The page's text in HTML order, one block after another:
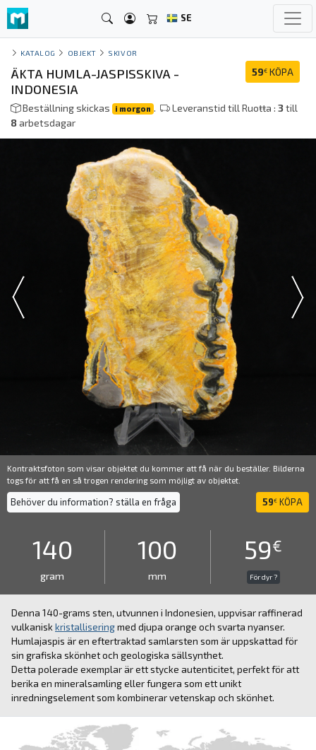
SE
KATALOG OBJEKT SKIVOR
59€ KÖPA
ÄKTA HUMLA-JASPISSKIVA -
INDONESIA
Beställning skickas i morgon . Leveranstid till Ruoŧŧa :3till
8arbetsdagar
Kontraktsfoton som visar objektet du kommer att få när du beställer. Bilderna
togs för att få en så trogen rendering som möjligt av objektet.
Behöver du information? ställa en fråga 59€ KÖPA
140
gram
100
mm
59€
För dyr ?
Denna 140-grams sten, utvunnen i Indonesien, uppvisar raffinerad
vulkanisk kristalliseringmed djupa orange och svarta nyanser.
Humlajaspis är en eftertraktad samlarsten som är uppskattad för
sin grafiska skönhet och geologiska sällsynthet.
Detta polerade exemplar är ett stycke autenticitet, perfekt för att
berika en mineralsamling eller fungera som ett unikt
inredningselement som kombinerar vetenskap och skönhet.